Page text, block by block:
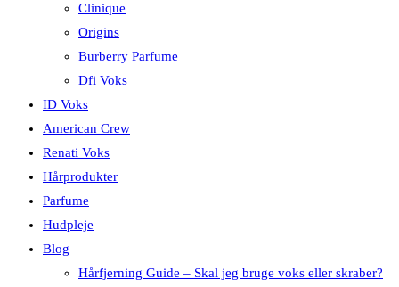
Clinique
Origins
Burberry Parfume
Dfi Voks
ID Voks
American Crew
Renati Voks
Hårprodukter
Parfume
Hudpleje
Blog
Hårfjerning Guide – Skal jeg bruge voks eller skraber?